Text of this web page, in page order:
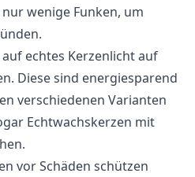
wenige Funken, um
echtes Kerzenlicht auf
Diese sind energiesparend
verschiedenen Varianten
Echtwachskerzen mit
vor Schäden schützen